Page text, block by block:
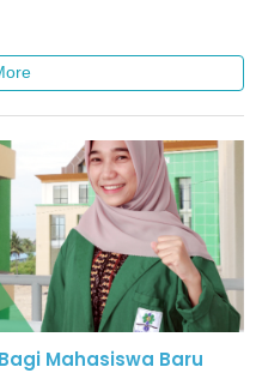
Bagi Mahasiswa Baru